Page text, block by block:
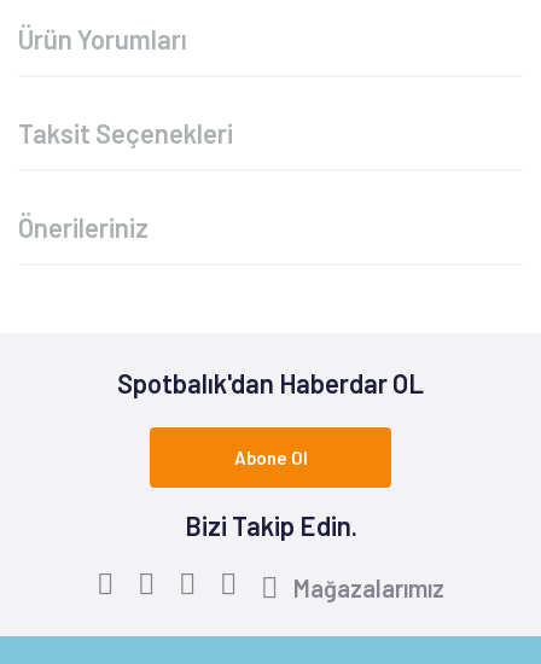
Ürün Yorumları
Taksit Seçenekleri
Önerileriniz
Spotbalık'dan Haberdar OL
Abone Ol
Bizi Takip Edin.
Mağazalarımız